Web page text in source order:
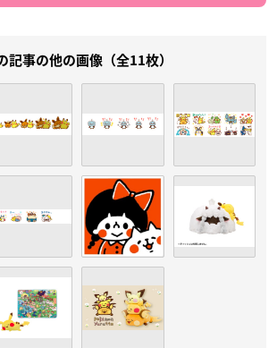
記事の他の画像（全11枚）